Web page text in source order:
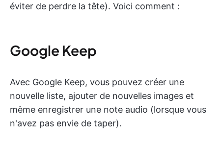
éviter de perdre la tête). Voici comment :
Google Keep
Avec Google Keep, vous pouvez créer une
nouvelle liste, ajouter de nouvelles images et
même enregistrer une note audio (lorsque vous
n'avez pas envie de taper).